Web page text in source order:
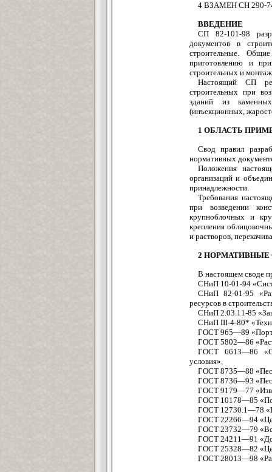
4 ВЗАМЕН СН 290-
ВВЕДЕНИЕ
СП 82-101-98
документов в
строительные.
приготовлению и
строительных и
Настоящий СП
строительных при
зданий из
(инъекционных,
1 ОБЛАСТЬ
Свод правил
нормативных
Положения
организаций и
принадлежности.
Требования
при возведении
крупноблочных и
крепления
и растворов,
2
В настоящем своде
СНиП 10-01-94
СНиП 82-01-95
ресурсов в
СНиП 2.03.11-85
СНиП III-4-80*
ГОСТ 965—89
ГОСТ 5802—86
ГОСТ 6613—86
условия».
ГОСТ 8735—88
ГОСТ 8736—93
ГОСТ 9179—77
ГОСТ 10178—85
ГОСТ 12730.1—78
ГОСТ 22266—94
ГОСТ 23732—79
ГОСТ 24211—91
ГОСТ 25328—82
ГОСТ 28013—98